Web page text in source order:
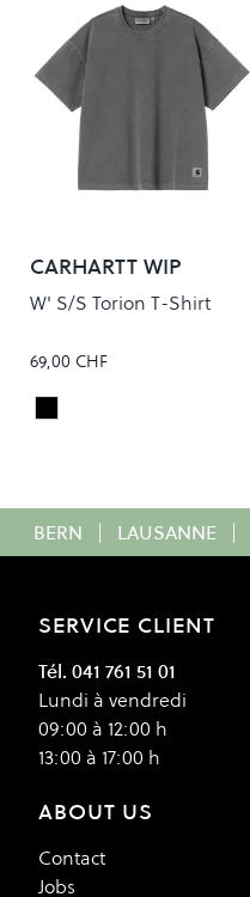
CARHARTT WIP
W' S/S Torion T-Shirt
69,00 CHF
Colour
Black
BERN | LAUSANNE |
SERVICE CLIENT
Tél. 041 761 51 01
Lundi à vendredi
09:00 à 12:00 h
13:00 à 17:00 h
ABOUT US
Contact
Jobs